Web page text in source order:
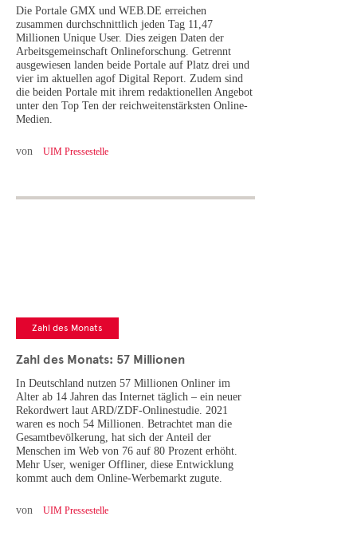
Die Portale GMX und WEB.DE erreichen
zusammen durchschnittlich jeden Tag 11,47
Millionen Unique User. Dies zeigen Daten der
Arbeitsgemeinschaft Onlineforschung. Getrennt
ausgewiesen landen beide Portale auf Platz drei und
vier im aktuellen agof Digital Report. Zudem sind
die beiden Portale mit ihrem redaktionellen Angebot
unter den Top Ten der reichweitenstärksten Online-
Medien.
von UIM Pressestelle
Zahl des Monats
Zahl des Monats: 57 Millionen
In Deutschland nutzen 57 Millionen Onliner im
Alter ab 14 Jahren das Internet täglich – ein neuer
Rekordwert laut ARD/ZDF-Onlinestudie. 2021
waren es noch 54 Millionen. Betrachtet man die
Gesamtbevölkerung, hat sich der Anteil der
Menschen im Web von 76 auf 80 Prozent erhöht.
Mehr User, weniger Offliner, diese Entwicklung
kommt auch dem Online-Werbemarkt zugute.
von UIM Pressestelle